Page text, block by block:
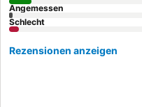
Angemessen
Schlecht
Rezensionen anzeigen